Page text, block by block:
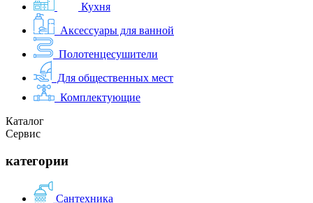
Кухня
Аксессуары для ванной
Полотенцесушители
Для общественных мест
Комплектующие
Каталог
Сервис
категории
Сантехника